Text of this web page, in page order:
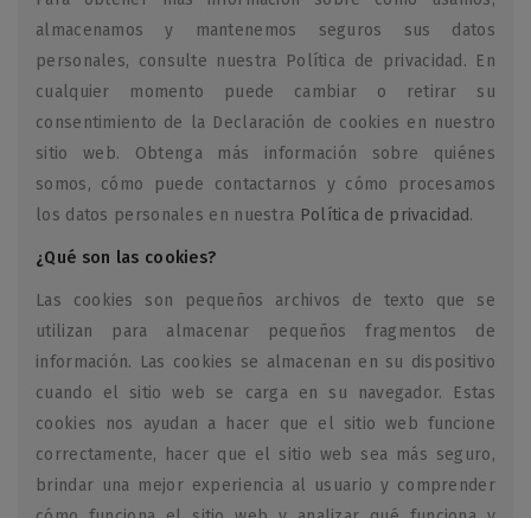
almacenamos y mantenemos seguros sus datos
personales, consulte nuestra Política de privacidad. En
cualquier momento puede cambiar o retirar su
consentimiento de la Declaración de cookies en nuestro
sitio web. Obtenga más información sobre quiénes
somos, cómo puede contactarnos y cómo procesamos
los datos personales en nuestra Política de privacidad.
¿Qué son las cookies?
Las cookies son pequeños archivos de texto que se
utilizan para almacenar pequeños fragmentos de
información. Las cookies se almacenan en su dispositivo
cuando el sitio web se carga en su navegador. Estas
cookies nos ayudan a hacer que el sitio web funcione
correctamente, hacer que el sitio web sea más seguro,
brindar una mejor experiencia al usuario y comprender